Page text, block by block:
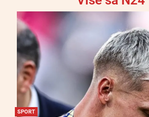
SPORT